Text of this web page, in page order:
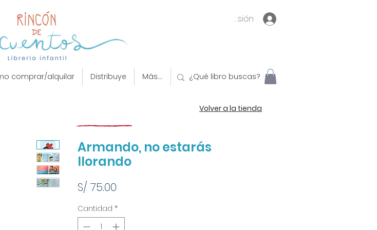
Inicia sesión
comprar/alquilar Distribuye Más...
Volver a la tienda
Armando, no estarás
llorando
S/ 75.00Precio
Cantidad *